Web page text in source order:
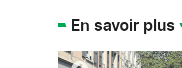
En savoir plus